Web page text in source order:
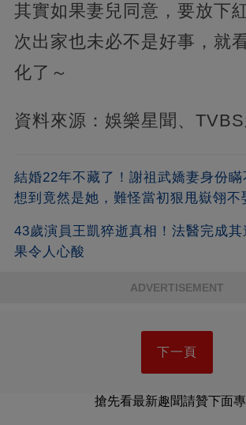
其實如果妻兒同意，要放下
次出家也未必不是好事，就
化了～
資料來源：娛樂星聞、
結婚22年不藏了！謝祖武嬌妻身份瞞
想到竟然是她，難怪當初狠甩嶽翎不
43歲演員王凱猝逝真相！法醫完成
果令人心酸
ADVERTISEMENT
下一頁
搶先看最新趣聞請贊下面